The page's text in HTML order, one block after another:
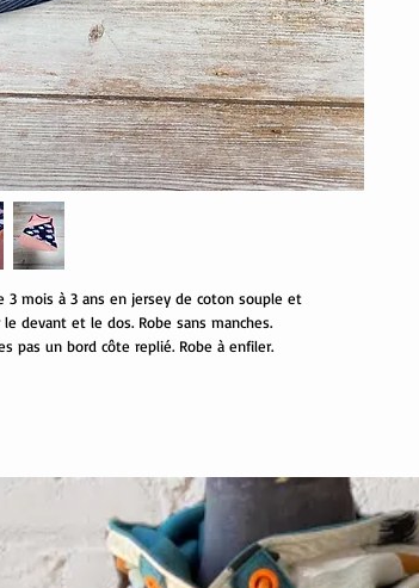
mois à 3 ans en jersey de coton souple et
devant et le dos. Robe sans manches.
pas un bord côte replié. Robe à enfiler.